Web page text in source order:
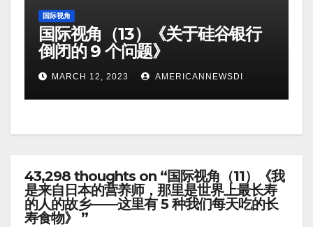
国际视角
国际视角（13）《关于硅谷银行
倒闭的 9 个问题》
MARCH 12, 2023 AMERICANNEWSDI
43,298 thoughts on “国际视角（11）《我
是来自日本的营养师，那里是世界上最长寿
的人的故乡——这里有 5 种我们每天吃的长
寿食物》 ”